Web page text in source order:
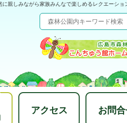
親しみながら家族みんなで楽しめるレクエーショ
アクセス お問